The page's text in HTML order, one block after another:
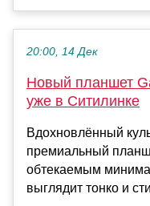
20:00, 14 Дек
Новый планшет
уже в Ситилинке
Вдохновлённый
премиальный
обтекаемым
выглядит тонко и